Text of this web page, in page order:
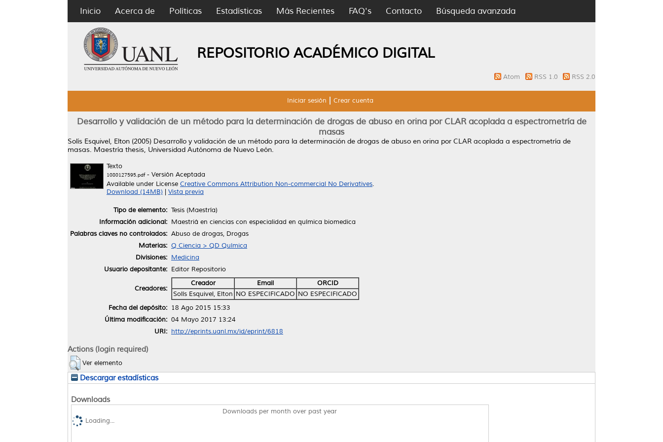
Inicio Acerca de Políticas Estadísticas Más Recientes FAQ's Contacto Búsqueda avanzada
REPOSITORIO ACADÉMICO DIGITAL
Atom RSS 1.0 RSS 2.0
Iniciar sesión Crear cuenta
Desarrollo y validación de un método para la determinación de drogas de abuso en orina por CLAR acoplada a espectrometría de
masas
Solís Esquivel, Elton (2005) Desarrollo y validación de un método para la determinación de drogas de abuso en orina por CLAR acoplada a espectrometría de
masas. Maestría thesis, Universidad Autónoma de Nuevo León.
Texto
1080127595.pdf- Versión Aceptada
Available under License Creative Commons Attribution Non-commercial No Derivatives.
Download (14MB)
Vista previa
Tipo de elemento: Tesis (Maestría)
Información adicional: Maestriá en ciencias con especialidad en química biomedica
Palabras claves no controlados: Abuso de drogas, Drogas
Materias: Q Ciencia > QD Química
Divisiones: Medicina
Usuario depositante: Editor Repositorio
Creadores:
Creador Email
ORCID
Solís Esquivel, Elton NO ESPECIFICADO NO ESPECIFICADO
Fecha del depósito: 18 Ago 2015 15:33
Última modificación: 04 Mayo 2017 13:24
URI: http://eprints.uanl.mx/id/eprint/6818
Actions (login required)
Ver elemento
Descargar estadísticas
Downloads
Downloads per month over past year
Loading...